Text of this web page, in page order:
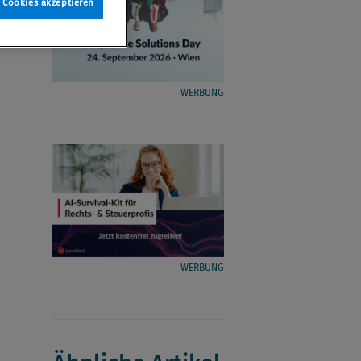
WERBUNG
WERBUNG
Cookies akzeptieren